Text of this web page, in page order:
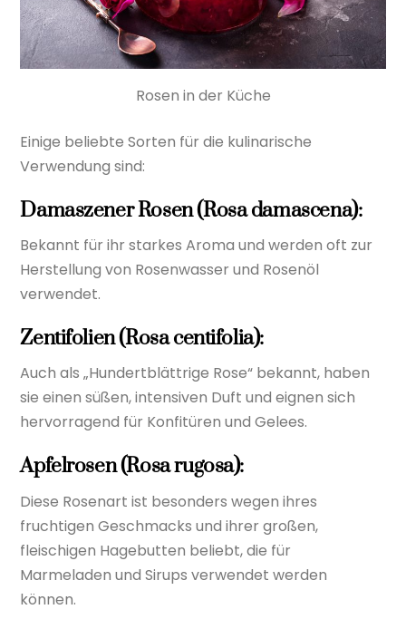
Rosen in der Küche
Einige beliebte Sorten für die kulinarische
Verwendung sind:
Damaszener Rosen (Rosa damascena):
Bekannt für ihr starkes Aroma und werden oft zur
Herstellung von Rosenwasser und Rosenöl
verwendet.
Zentifolien (Rosa centifolia):
Auch als „Hundertblättrige Rose“ bekannt, haben
sie einen süßen, intensiven Duft und eignen sich
hervorragend für Konfitüren und Gelees.
Apfelrosen (Rosa rugosa):
Diese Rosenart ist besonders wegen ihres
fruchtigen Geschmacks und ihrer großen,
fleischigen Hagebutten beliebt, die für
Marmeladen und Sirups verwendet werden
können.